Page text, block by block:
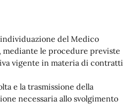
del Medico
mediante le procedure previste
vigente in materia di contratti
e la trasmissione della
necessaria allo svolgimento